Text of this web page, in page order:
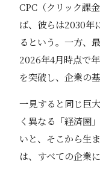
CPC（クリック課
ば、彼らは2030年
るという。一方、
2026年4月時点で
を突破し、企業の
一見すると同じ巨
く異なる「経済圏
いと、そこから生
は、すべての企業